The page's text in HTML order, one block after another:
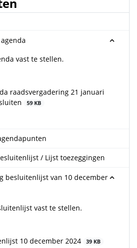
vast te stellen.
raadsvergadering 21 januari
59 KB
/ Lijst toezeggingen
besluitenlijst van 10 december
vast te stellen.
10 december 2024
39 KB